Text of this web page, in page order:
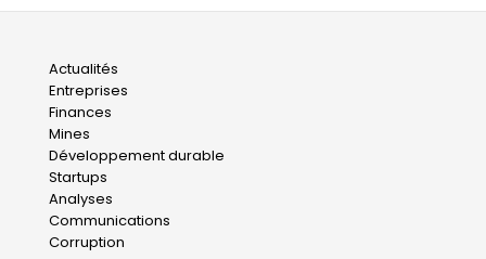
Main
navigation
Actualités
Entreprises
Finances
Mines
Développement durable
Startups
Analyses
Communications
Corruption